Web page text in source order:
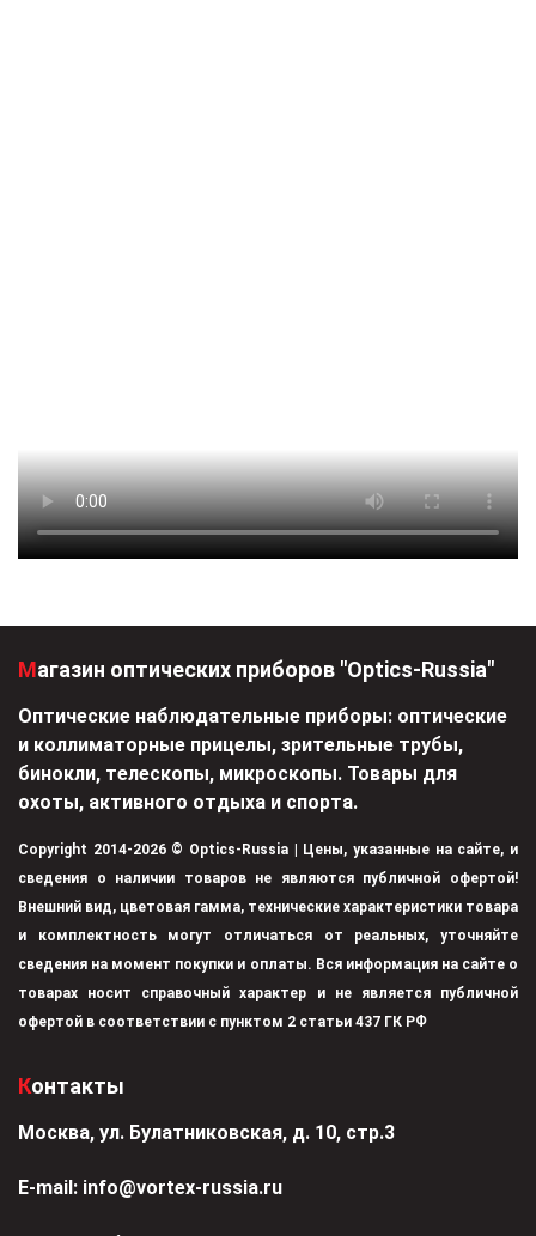
Магазин оптических приборов "Optics-Russia"
Оптические наблюдательные приборы: оптические
и коллиматорные прицелы, зрительные трубы,
бинокли, телескопы, микроскопы. Товары для
охоты, активного отдыха и спорта.
Copyright 2014-2026 © Optics-Russia | Цены, указанные на сайте, и
сведения о наличии товаров не являются публичной офертой!
Внешний вид, цветовая гамма, технические характеристики товара
и комплектность могут отличаться от реальных, уточняйте
сведения на момент покупки и оплаты. Вся информация на сайте о
товарах носит справочный характер и не является публичной
офертой в соответствии с пунктом 2 статьи 437 ГК РФ
Контакты
Москва, ул. Булатниковская, д. 10, стр.3
Е-mail: info@vortex-russia.ru